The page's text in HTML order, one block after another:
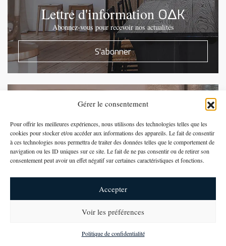
Gérer le consentement
Pour offrir les meilleures expériences, nous utilisons des technologies telles que les
cookies pour stocker et/ou accéder aux informations des appareils. Le fait de consentir
à ces technologies nous permettra de traiter des données telles que le comportement de
navigation ou les ID uniques sur ce site. Le fait de ne pas consentir ou de retirer son
consentement peut avoir un effet négatif sur certaines caractéristiques et fonctions.
Accepter
Voir les préférences
Politique de confidentialité
Lettre d'informationOΔK
Abonnez-vous pour recevoir nos actualités
S'abonner
Presse et Evénements
S'abonner
Suivez-nous sur Instagram